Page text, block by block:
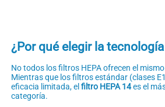
¿Por qué elegir la
No todos los filtros HEPA ofrecen el
Mientras que los filtros estándar (clases
eficacia limitada, el filtro HEPA 14es el
categoría.